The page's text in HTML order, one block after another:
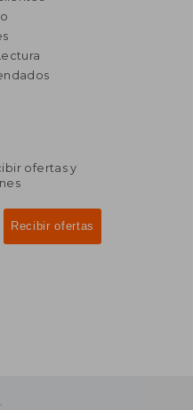
ofertas y